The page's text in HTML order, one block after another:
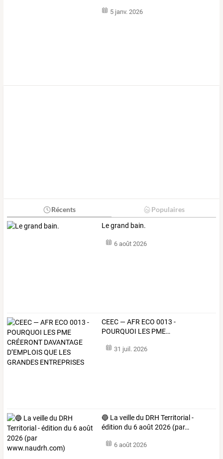
5 janv. 2026
Récents Populaires
Le grand bain.
6 août 2026
CEEC —AFR ECO 0013 -
POURQUOI LES PME…
31 juil. 2026
🔵 La veilledu DRH Territorial -
édition du 6août 2026 (par…
6 août 2026